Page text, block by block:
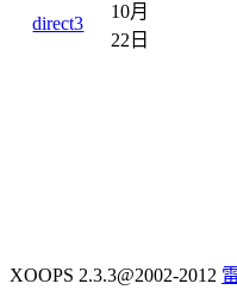
direct3
10月
22日
XOOPS 2.3.3@2002-2012